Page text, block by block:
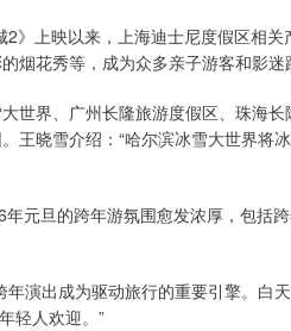
2》上映以来，上海迪士尼度假区相
烟花秀等，成为众多亲子游客和影
世界、广州长隆旅游度假区、珠海
王晓雪介绍：“哈尔滨冰雪大世界将
元旦的跨年游氛围愈发浓厚，包括
年演出成为驱动旅行的重要引擎。白
轻人欢迎。”